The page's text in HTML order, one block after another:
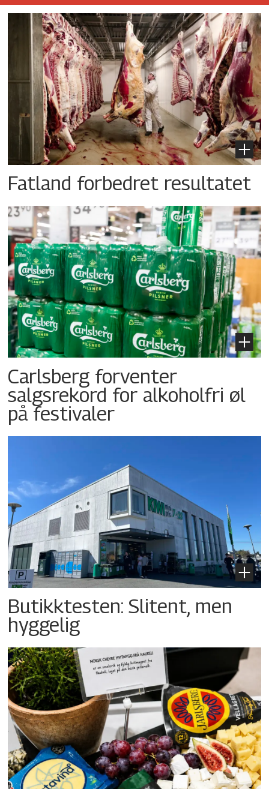
Fatland forbedret resultatet
Carlsberg forventer
salgsrekord for alkoholfri øl
på festivaler
Butikktesten: Slitent, men
hyggelig